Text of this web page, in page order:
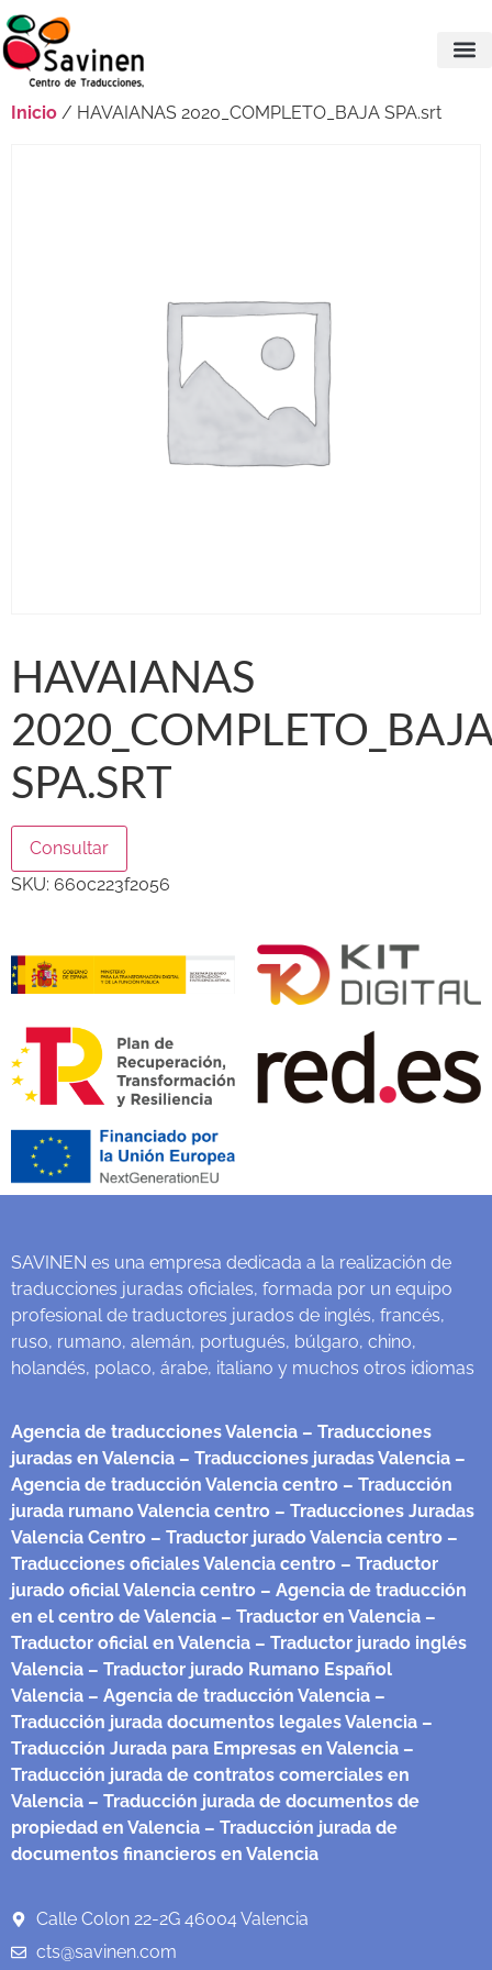
Inicio / HAVAIANAS 2020_COMPLETO_BAJA SPA.srt
HAVAIANAS
SPA.SRT
Consultar
SKU: 660c223f2056
SAVINEN es una empresa dedicada a la realización de
traducciones juradas oficiales, formada por un equipo
profesional de traductores jurados de inglés, francés,
ruso, rumano, alemán, portugués, búlgaro, chino,
holandés, polaco, árabe, italiano y muchos otros idiomas
Agencia de traducciones Valencia – Traducciones
juradas en Valencia – Traducciones juradas Valencia –
Agencia de traducción Valencia centro – Traducción
jurada rumano Valencia centro – Traducciones Juradas
Valencia Centro – Traductor jurado Valencia centro –
Traducciones oficiales Valencia centro – Traductor
jurado oficial Valencia centro – Agencia de traducción
en el centro de Valencia – Traductor en Valencia –
Traductor oficial en Valencia – Traductor jurado inglés
Valencia – Traductor jurado Rumano Español
Valencia – Agencia de traducción Valencia –
Traducción jurada documentos legales Valencia –
Traducción Jurada para Empresas en Valencia –
Traducción jurada de contratos comerciales en
Valencia – Traducción jurada de documentos de
propiedad en Valencia – Traducción jurada de
documentos financieros en Valencia
Calle Colon 22-2G 46004 Valencia
cts@savinen.com